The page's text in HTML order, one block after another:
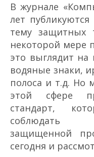
В журнале
лет
тему защитных
некоторой мере
это выглядит на
водяные знаки,
полоса и т.д. Но
этой сфере
стандарт,
соблюдать
защищенной
сегодня и